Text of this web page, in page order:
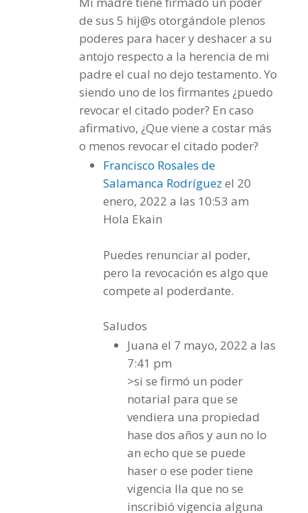
de sus 5 hij@s otorgándole plenos
poderes para hacer y deshacer a su
antojo respecto a la herencia de mi
padre el cual no dejo testamento. Yo
siendo uno de los firmantes ¿puedo
revocar el citado poder? En caso
afirmativo, ¿Que viene a costar más
o menos revocar el citado poder?
Francisco Rosales de
Salamanca Rodríguez el 20
enero, 2022 a las 10:53 am
Hola Ekain
Puedes renunciar al poder,
pero la revocación es algo que
compete al poderdante.
Saludos
Juana el 7 mayo, 2022 a las
7:41 pm
>si se firmó un poder
notarial para que se
vendiera una propiedad
hase dos años y aun no lo
an echo que se puede
haser o ese poder tiene
vigencia lla que no se
inscribió vigencia alguna